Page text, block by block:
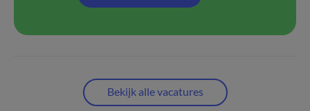
Bekijk alle vacatures